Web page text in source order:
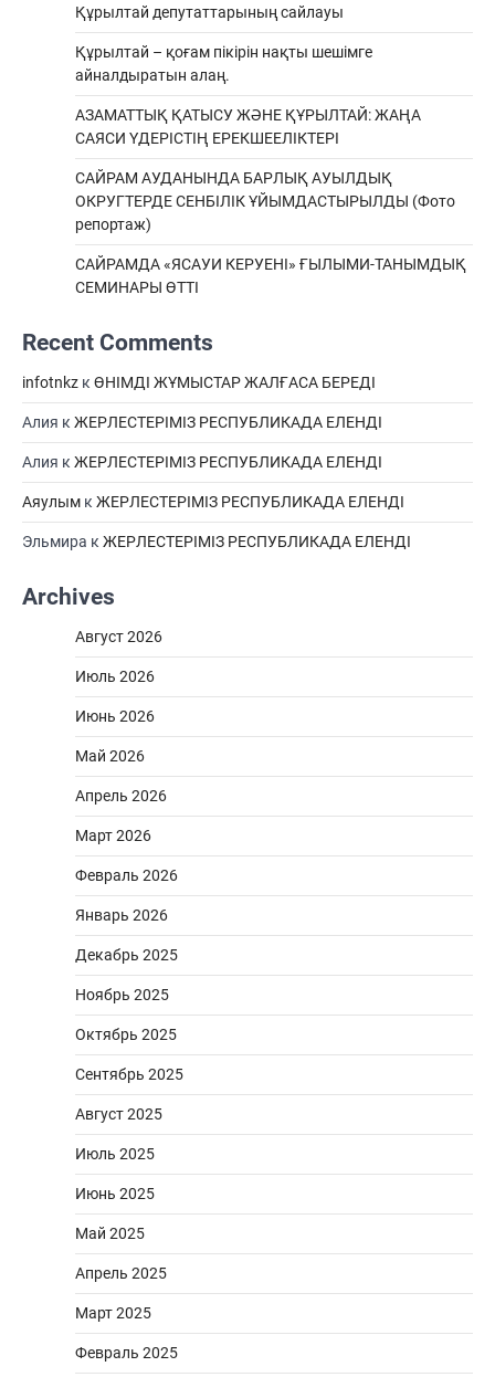
Құрылтай депутаттарының сайлауы
Құрылтай – қоғам пікірін нақты шешімге
айналдыратын алаң.
АЗАМАТТЫҚ ҚАТЫСУ ЖӘНЕ ҚҰРЫЛТАЙ: ЖАҢА
САЯСИ ҮДЕРІСТІҢ ЕРЕКШEЕЛІКТЕРІ
САЙРАМ АУДАНЫНДА БАРЛЫҚ АУЫЛДЫҚ
ОКРУГТЕРДЕ СЕНБІЛІК ҰЙЫМДАСТЫРЫЛДЫ (Фото
репортаж)
САЙРАМДА «ЯСАУИ КЕРУЕНІ» ҒЫЛЫМИ-ТАНЫМДЫҚ
СЕМИНАРЫ ӨТТІ
Recent Comments
infotnkz к ӨНІМДІ ЖҰМЫСТАР ЖАЛҒАСА БЕРЕДІ
Алия к ЖЕРЛЕСТЕРІМІЗ РЕСПУБЛИКАДА ЕЛЕНДІ
Алия к ЖЕРЛЕСТЕРІМІЗ РЕСПУБЛИКАДА ЕЛЕНДІ
Аяулым к ЖЕРЛЕСТЕРІМІЗ РЕСПУБЛИКАДА ЕЛЕНДІ
Эльмира к ЖЕРЛЕСТЕРІМІЗ РЕСПУБЛИКАДА ЕЛЕНДІ
Archives
Август 2026
Июль 2026
Июнь 2026
Май 2026
Апрель 2026
Март 2026
Февраль 2026
Январь 2026
Декабрь 2025
Ноябрь 2025
Октябрь 2025
Сентябрь 2025
Август 2025
Июль 2025
Июнь 2025
Май 2025
Апрель 2025
Март 2025
Февраль 2025